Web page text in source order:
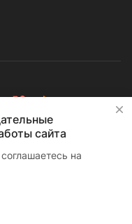
сайта
на